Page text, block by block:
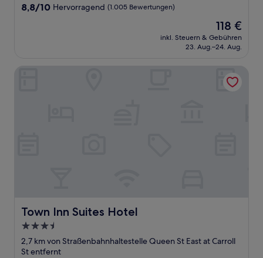
8.8
8,8/10 Hervorragend (1.005 Bewertungen)
Der
Preis
beträgt
118 €
inkl. Steuern & Gebühren
23. Aug.–24. Aug.
Town Inn Suites Hotel
Town Inn Suites Hotel
3.5-
Sterne-
Unterkunft
2,7 km von Straßenbahnhaltestelle Queen St East at Carroll
St entfernt